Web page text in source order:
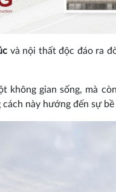
và nội thất độc đáo ra
không gian sống, mà
này hướng đến sự